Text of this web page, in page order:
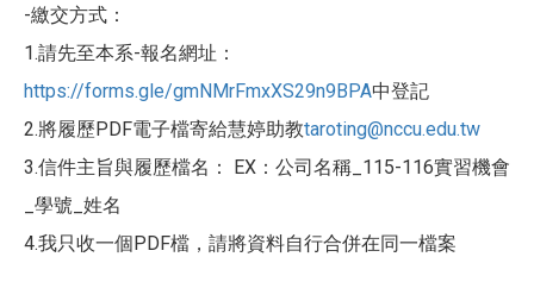
-繳交方式：
1.請先至本系-報名網址：
https://forms.gle/gmNMrFmxXS29n9BPA中登記
2.將履歷PDF電子檔寄給慧婷助教taroting@nccu.edu.tw
3.信件主旨與履歷檔名： EX：公司名稱_115-116實習機會
_學號_姓名
4.我只收一個PDF檔，請將資料自行合併在同一檔案